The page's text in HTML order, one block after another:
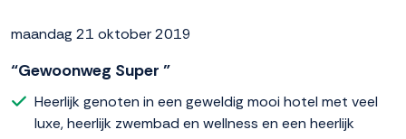
maandag 21 oktober 2019
“Gewoonweg Super ”
Heerlijk genoten in een geweldig mooi hotel met veel
luxe, heerlijk zwembad en wellness en een heerlijk